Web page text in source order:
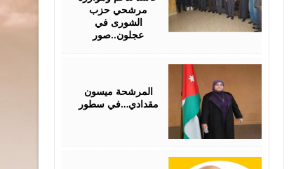
مرشحي حزب
الشورى في
عجلون..صور
المرشحة ميسون
مقدادي…في سطور